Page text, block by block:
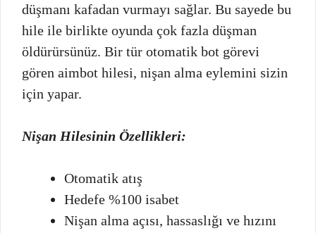
düşmanı kafadan vurmayı sağlar. Bu sayede bu
hile ile birlikte oyunda çok fazla düşman
öldürürsünüz. Bir tür otomatik bot görevi
gören aimbot hilesi, nişan alma eylemini sizin
için yapar.
Nişan Hilesinin Özellikleri:
Otomatik atış
Hedefe %100 isabet
Nişan alma açısı, hassaslığı ve hızını